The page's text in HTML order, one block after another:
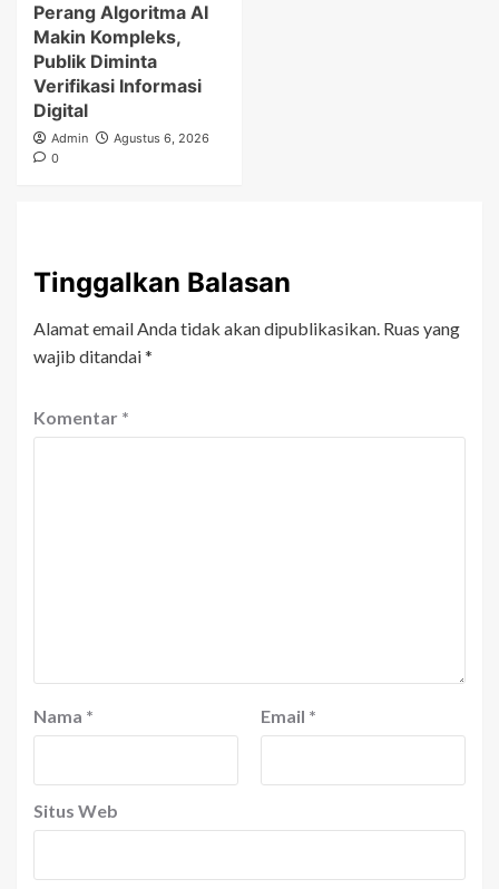
Perang Algoritma AI
Makin Kompleks,
Publik Diminta
Verifikasi Informasi
Digital
Admin
Agustus 6, 2026
0
Tinggalkan Balasan
Alamat email Anda tidak akan dipublikasikan. Ruas yang
wajib ditandai*
Komentar *
Nama * Email *
Situs Web